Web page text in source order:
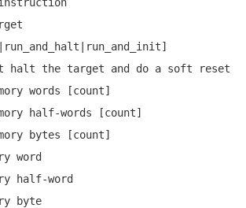
halt the target and do a soft reset
words [count]
half-words [count]
bytes [count]
word
half-word
byte